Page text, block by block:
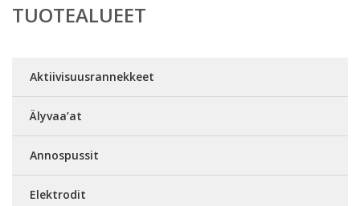
TUOTEALUEET
Aktiivisuusrannekkeet
Älyvaa’at
Annospussit
Elektrodit